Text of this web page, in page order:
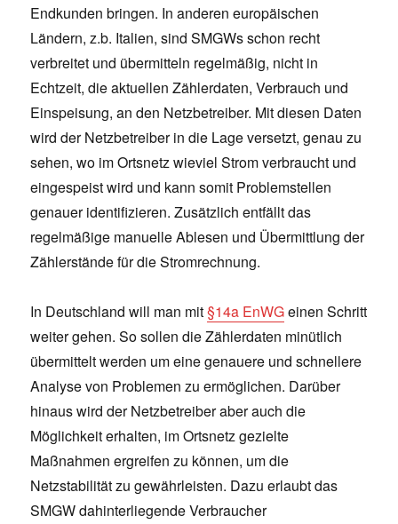
Endkunden bringen. In anderen europäischen
Ländern, z.b. Italien, sind SMGWs schon recht
verbreitet und übermitteln regelmäßig, nicht in
Echtzeit, die aktuellen Zählerdaten, Verbrauch und
Einspeisung, an den Netzbetreiber. Mit diesen Daten
wird der Netzbetreiber in die Lage versetzt, genau zu
sehen, wo im Ortsnetz wieviel Strom verbraucht und
eingespeist wird und kann somit Problemstellen
genauer identifizieren. Zusätzlich entfällt das
regelmäßige manuelle Ablesen und Übermittlung der
Zählerstände für die Stromrechnung.
In Deutschland will man mit§14a EnWGeinen Schritt
weiter gehen. So sollen die Zählerdaten minütlich
übermittelt werden um eine genauere und schnellere
Analyse von Problemen zu ermöglichen. Darüber
hinaus wird der Netzbetreiber aber auch die
Möglichkeit erhalten, im Ortsnetz gezielte
Maßnahmen ergreifen zu können, um die
Netzstabilität zu gewährleisten. Dazu erlaubt das
SMGW dahinterliegende Verbraucher